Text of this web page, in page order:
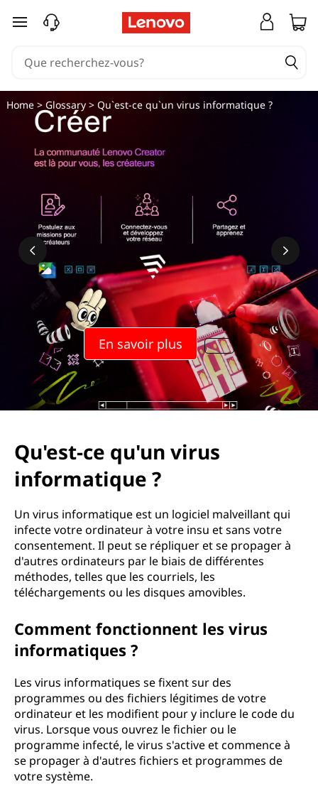
passer au contenu principal
En savoir plus
Home> Glossary> Qu`est-ce qu`un virus informatique ?
Qu'est-ce qu'un virus
informatique ?
Un virus informatique est un logiciel malveillant qui
infecte votre ordinateur à votre insu et sans votre
consentement. Il peut se répliquer et se propager à
d'autres ordinateurs par le biais de différentes
méthodes, telles que les courriels, les
téléchargements ou les disques amovibles.
Comment fonctionnent les virus
informatiques ?
Les virus informatiques se fixent sur des
programmes ou des fichiers légitimes de votre
ordinateur et les modifient pour y inclure le code du
virus. Lorsque vous ouvrez le fichier ou le
programme infecté, le virus s'active et commence à
se propager à d'autres fichiers et programmes de
votre système.